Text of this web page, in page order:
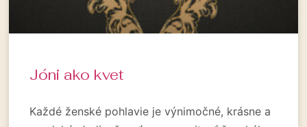
Jóni ako kvet
Každé ženské pohlavie je výnimočné, krásne a